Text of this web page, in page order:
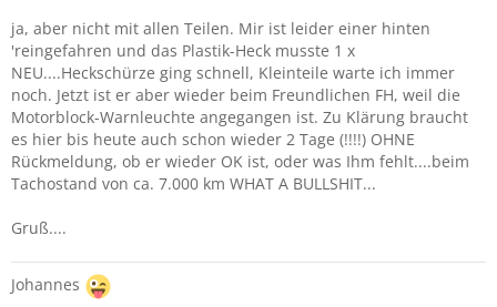
ja, aber nicht mit allen Teilen. Mir ist leider einer hinten
'reingefahren und das Plastik-Heck musste 1 x
NEU....Heckschürze ging schnell, Kleinteile warte ich immer
noch. Jetzt ist er aber wieder beim Freundlichen FH, weil die
Motorblock-Warnleuchte angegangen ist. Zu Klärung braucht
es hier bis heute auch schon wieder 2 Tage (!!!!) OHNE
Rückmeldung, ob er wieder OK ist, oder was Ihm fehlt....beim
Tachostand von ca. 7.000 km WHAT A BULLSHIT...
Gruß....
Johannes